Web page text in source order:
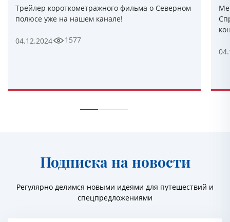
Трейлер короткометражного фильма о Северном
полюсе уже на нашем канале!
04.12.2024 1577
Подписка на новости
Регулярно делимся новыми идеями для путешествий и
спецпредложениями